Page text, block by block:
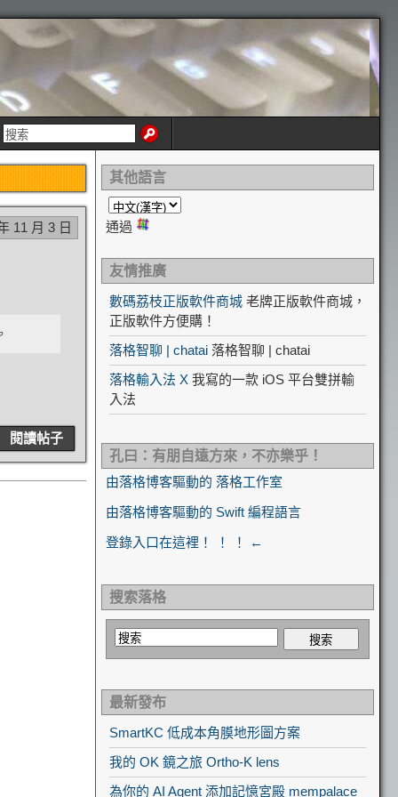
11 月 3 日
閱讀帖子
其他語言
通過
友情推廣
數碼荔枝正版軟件商城 老牌正版軟件商城，
正版軟件方便購！
落格智聊 | chatai 落格智聊 | chatai
落格輸入法 X 我寫的一款 iOS 平台雙拼輸
入法
孔曰：有朋自遠方來，不亦樂乎！
由落格博客驅動的 落格工作室
由落格博客驅動的 Swift 編程語言
登錄入口在這裡！ ！ ！ ←
搜索落格
最新發布
SmartKC 低成本角膜地形圖方案
我的 OK 鏡之旅 Ortho-K lens
為你的 AI Agent 添加記憶宮殿 mempalace